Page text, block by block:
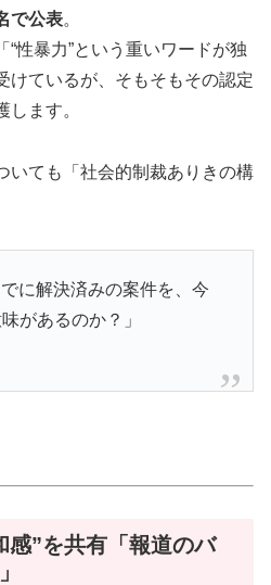
で公表。
性暴力”という重いワードが独
けているが、そもそもその認定
します。
いても「社会的制裁ありきの構
に解決済みの案件を、今
があるのか？」
感”を共有「報道のバ